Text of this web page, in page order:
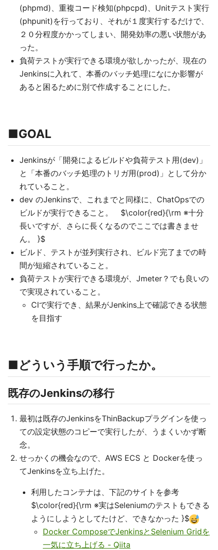
(phpmd)、重複コード検知(phpcpd)、Unitテスト実行
(phpunit)を行っており、それが１度実行するだけで、
２０分程度かかってしまい、開発効率の悪い状態があ
った。
負荷テストが実行できる環境が欲しかったが、現在の
Jenkinsに入れて、本番のバッチ処理になにか影響が
あると困るために別で作成することにした。
■GOAL
Jenkinsが「開発によるビルドや負荷テスト用(dev)」
と「本番のバッチ処理のトリガ用(prod)」として分か
れていること。
dev のJenkinsで、これまでと同様に、ChatOpsでの
ビルドが実行できること。 $\color{red}{\rm ※十分
長いですが、さらに長くなるのでここでは書きませ
ん。 }$
ビルド、テストが並列実行され、ビルド完了までの時
間が短縮されていること。
負荷テストが実行できる環境が、Jmeter？でも良いの
で実現されていること。
CIで実行でき、結果がJenkins上で確認できる状態
を目指す
■どういう手順で行ったか。
既存のJenkinsの移行
最初は既存のJenkinsをThinBackupプラグインを使っ
ての設定状態のコピーで実行したが、うまくいかず断
念。
せっかくの機会なので、AWS ECS と Dockerを使っ
てJenkinsを立ち上げた。
利用したコンテナは、下記のサイトを参考
$\color{red}{\rm ※実はSeleniumのテストもできる
ようにしようとしてたけど、できなかった }$
Docker ComposeでJenkinsとSelenium Gridを
一気に立ち上げる - Qiita